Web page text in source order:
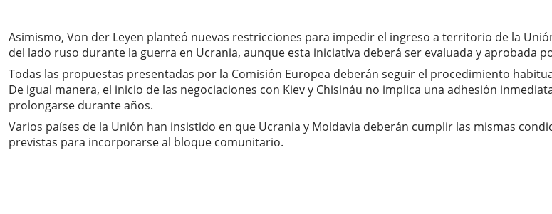
Asimismo, Von der Leyen planteó nuevas restricciones para impedir el ingreso a territorio de la
del lado ruso durante la guerra en Ucrania, aunque esta iniciativa deberá ser evaluada y aprobada
Todas las propuestas presentadas por la Comisión Europea deberán seguir el procedimiento
De igual manera, el inicio de las negociaciones con Kiev y Chisináu no implica una adhesión
prolongarse durante años.
Varios países de la Unión han insistido en que Ucrania y Moldavia deberán cumplir las mismas
previstas para incorporarse al bloque comunitario.